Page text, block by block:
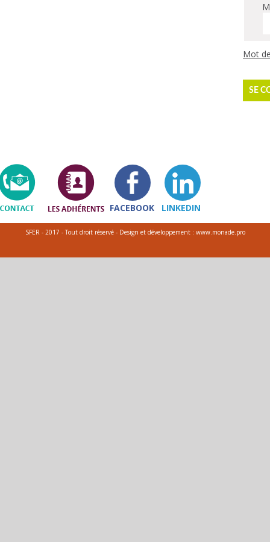
Mot
SE
FACEBOOK LINKEDIN
SFER - 2017 - Tout droit réservé - Design et développement : www.monade.pro